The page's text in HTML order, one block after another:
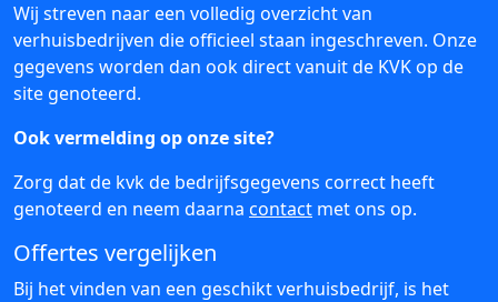
Wij streven naar een volledig overzicht van
verhuisbedrijven die officieel staan ingeschreven. Onze
gegevens worden dan ook direct vanuit de KVK op de
site genoteerd.
Ook vermelding op onze site?
Zorg dat de kvk de bedrijfsgegevens correct heeft
genoteerd en neem daarna contact met ons op.
Offertes vergelijken
Bij het vinden van een geschikt verhuisbedrijf, is het